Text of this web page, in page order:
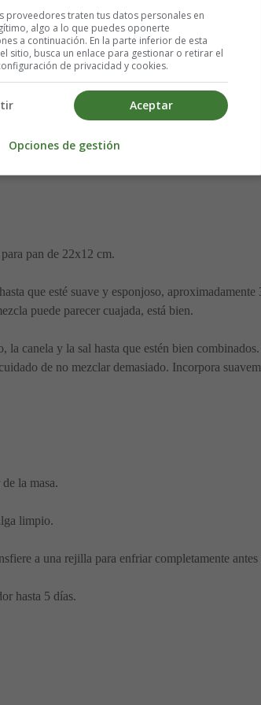
pan de 22x12 cm.
que esté suave y esponjoso,
puede parecer cuajada, está bien.
canela y la sal hasta que estén bien
de no mezclar demasiado. Incorpora
la masa.
limpio.
a una rejilla para enfriar completamente antes
hasta 5 días.
proveedores traten tus datos personales en
algo a lo que puedes oponerte
a continuación. En la parte inferior de esta
sitio, busca un enlace para gestionar o retirar el
de privacidad y cookies.
Aceptar
Opciones de gestión